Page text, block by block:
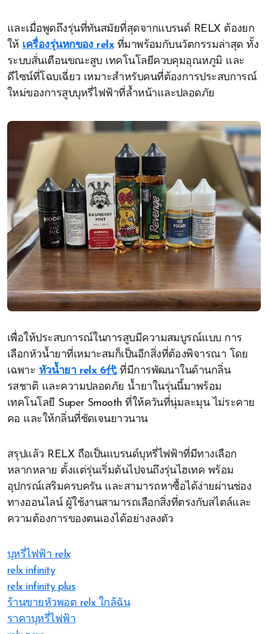
และเมื่อพูดถึงรุ่นที่ทันสมัยที่สุดจากแบรนด์ RELX ต้องยก
ให้ เครื่องรุ่นหกของ relxที่มาพร้อมกับนวัตกรรมล่าสุด ทั้ง
ระบบสั่นเตือนขณะสูบ เทคโนโลยีควบคุมอุณหภูมิ และ
ดีไซน์ที่โฉบเฉี่ยว เหมาะสำหรับคนที่ต้องการประสบการณ์
ใหม่ของการสูบบุหรี่ไฟฟ้าที่ล้ำหน้าและปลอดภัย
เพื่อให้ประสบการณ์ในการสูบมีความสมบูรณ์แบบ การ
เลือกหัวน้ำยาที่เหมาะสมก็เป็นอีกสิ่งที่ต้องพิจารณา โดย
เฉพาะ หัวน้ำยา relx 6代ที่มีการพัฒนาในด้านกลิ่น
รสชาติ และความปลอดภัย น้ำยาในรุ่นนี้มาพร้อม
เทคโนโลยี Super Smooth ที่ให้ควันที่นุ่มละมุน ไม่ระคาย
คอ และให้กลิ่นที่ชัดเจนยาวนาน
สรุปแล้ว RELX ถือเป็นแบรนด์บุหรี่ไฟฟ้าที่มีทางเลือก
หลากหลาย ตั้งแต่รุ่นเริ่มต้นไปจนถึงรุ่นไฮเทค พร้อม
อุปกรณ์เสริมครบครัน และสามารถหาซื้อได้ง่ายผ่านช่อง
ทางออนไลน์ ผู้ใช้งานสามารถเลือกสิ่งที่ตรงกับสไตล์และ
ความต้องการของตนเองได้อย่างลงตัว
บุหรี่ไฟฟ้า relx
relx infinity
relx infinity plus
ร้านขายหัวพอต relx ใกล้ฉัน
ราคาบุหรี่ไฟฟ้า